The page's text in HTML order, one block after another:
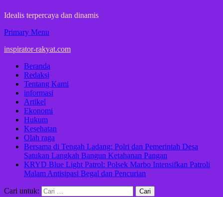
Idealis terpercaya dan dinamis
Primary Menu
inspirator-rakyat.com
Beranda
Redaksi
Tentang Kami
informasi
Artikel
Ekonomi
Hukum
Kesehatan
Olah raga
Bersama di Tengah Ladang: Polri dan Pemerintah Desa
Satukan Langkah Bangun Ketahanan Pangan
KRYD Blue Light Patrol: Polsek Marbo Intensifkan Patroli
Malam Antisipasi Begal dan Pencurian
Cari untuk: